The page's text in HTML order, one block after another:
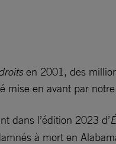
en 2001, des
mise en avant par
dans l’édition 2023 d’
à mort en